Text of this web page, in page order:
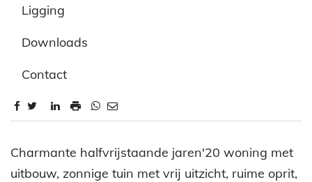
Ligging
Downloads
Contact
Omschrijving
Charmante halfvrijstaande jaren'20 woning met
uitbouw, zonnige tuin met vrij uitzicht, ruime oprit,